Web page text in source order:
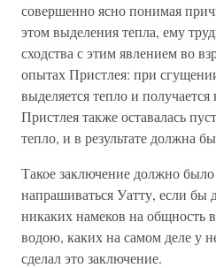
совершенно ясно понимая
этом выделения тепла, ему
сходства с этим явлением во
опытах Пристлея: при
выделяется тепло и
Пристлея также оставалась
тепло, и в результате должна
Такое заключение должно
напрашиваться Уатту, если бы
никаких намеков на общность
водою, каких на самом деле у
сделал это заключение.